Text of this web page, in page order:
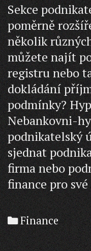
Sekce
poměrně
několik
můžete najít
registru nebo
dokládání
podmínky?
Nebankovni-
podnikatelský
sjednat
firma nebo
finance pro
Categories
Finance